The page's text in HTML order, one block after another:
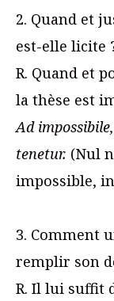
2. Quand et
est-elle licite
R. Quand et
la thèse est
Ad
tenetur. (Nul
impossible,
3. Comment
remplir son
R. Il lui suffit